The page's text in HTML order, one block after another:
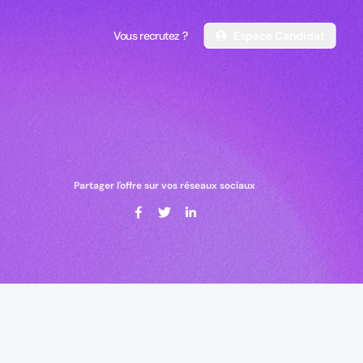
Vous recrutez ?
Vous recrutez ?
Partager l'offre sur vos réseaux sociaux